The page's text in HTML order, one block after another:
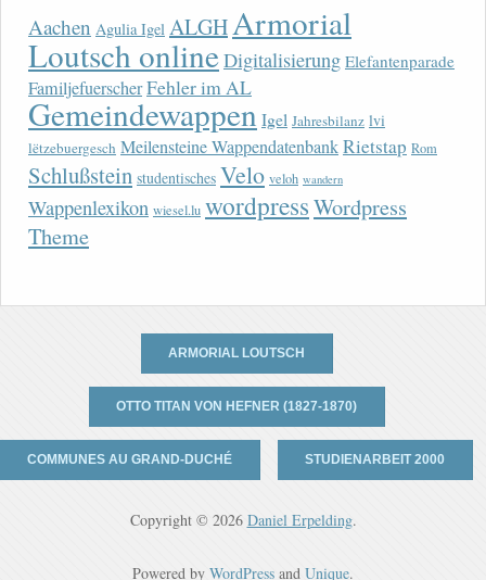
Aachen Agulia Igel ALGHArmorial
Loutsch onlineDigitalisierung Elefantenparade
FamiljefuerscherFehler im AL
Gemeindewappen Igel Jahresbilanz lvi
lëtzebuergesch Meilensteine WappendatenbankRietstap Rom
Schlußstein studentisches Velo veloh wandern
Wappenlexikon wiesel.lu wordpressWordpress
Theme
ARMORIAL LOUTSCH
OTTO TITAN VON HEFNER (1827-1870)
COMMUNES AU GRAND-DUCHÉ STUDIENARBEIT 2000
Copyright © 2026 Daniel Erpelding.
Powered by WordPress and Unique.